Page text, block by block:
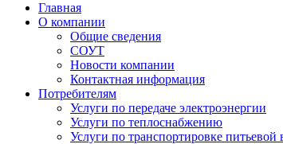
Главная
О компании
Общие сведения
СОУТ
Новости компании
Контактная информация
Потребителям
Услуги по передаче электроэнергии
Услуги по теплоснабжению
Услуги по транспортировке питьевой